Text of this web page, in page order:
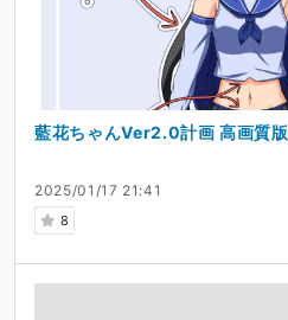
2025/01/17 21:41
8
藍花ちゃんVer2.0計画 高画質版